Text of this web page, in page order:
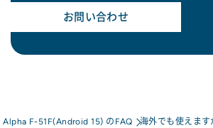
お問い合わせ
Alpha F-51F(Android 15) のFAQ 海外でも使えま